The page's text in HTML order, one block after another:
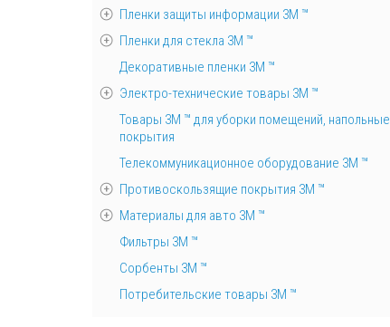
Пленки защиты информации 3М ™
Пленки для стекла 3М ™
Декоративные пленки 3М ™
Электро-технические товары 3М ™
Товары 3М ™ для уборки помещений, напольные
покрытия
Телекоммуникационное оборудование 3М ™
Противоскользящие покрытия 3М ™
Материалы для авто 3М ™
Фильтры 3М ™
Сорбенты 3М ™
Потребительские товары 3М ™